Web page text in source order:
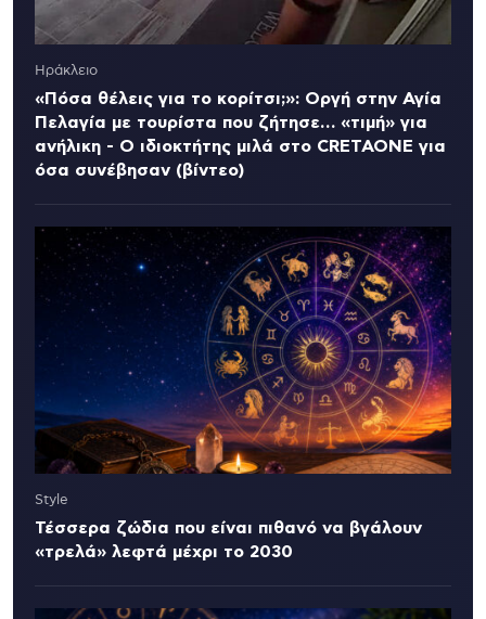
Ηράκλειο
«Πόσα θέλεις για το κορίτσι;»: Οργή στην Αγία
Πελαγία με τουρίστα που ζήτησε… «τιμή» για
ανήλικη - Ο ιδιοκτήτης μιλά στο CRETAONE για
όσα συνέβησαν (βίντεο)
Style
Τέσσερα ζώδια που είναι πιθανό να βγάλουν
«τρελά» λεφτά μέχρι το 2030